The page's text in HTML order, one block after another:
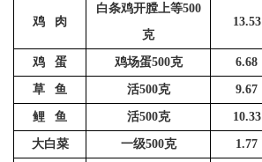
鸡 肉
白条鸡开膛上等500
克
13.53
鸡 蛋 鸡场蛋500克 6.68
草 鱼 活500克 9.67
鲤 鱼 活500克 10.33
大白菜 一级500克 1.77